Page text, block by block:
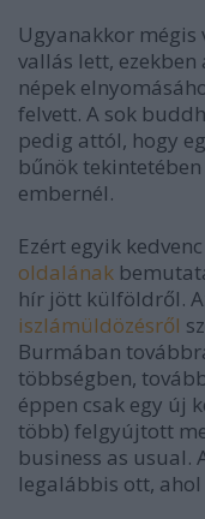
Ugyanakkor
vallás lett,
népek
felvett. A sok
pedig attól, hogy
bűnök tekintetében
embernél.
Ezért egyik
oldalának
hír jött külföldről.
iszlámüldözésről
Burmában
többségben,
éppen csak egy új
több) felgyújtott
business as usual.
legalábbis ott,